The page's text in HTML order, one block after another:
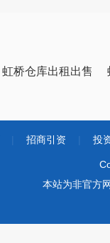
虹桥仓库出租出售
招商引资 投
本站为非官方